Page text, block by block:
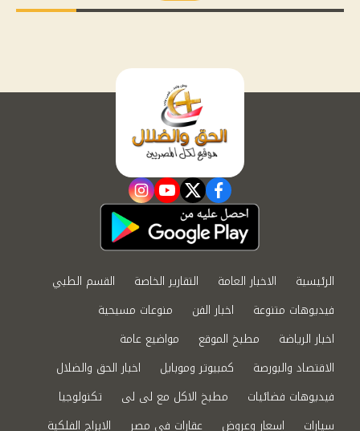
facebook
twitter
youtube
instagram
الرئيسية الاخبار العامة التقارير الخاصة
القسم الطبي
فيديوهات متنوعة
اخبار الفن
منوعات مسيحية
اخبار الرياضة
مطبخ الموقع
مواضيع عامة
الاقتصاد والبورصة
كمبيوتر وموبايل
اخبار الحق والضلال
فيديوهات فضائيات
مطبخ الاكل مع لى لى
تكنولوجيا
سيارات
اسعار وعروض عقارات في مصر الابراج الفلكية